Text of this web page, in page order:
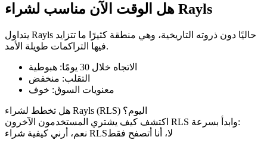
مشتقات الأسهم والعملات الأجنبية والمعادن الثمينة والسلع
العقود الآجلة USDC
هل الوقت الآن مناسب لشراء Rayls
يتداول Rayls حاليًا دون ذروته التاريخية، وهي منطقة كثيرًا ما تتزايد
فيها التراكمات طويلة الأمد.
الاتجاه خلال 30 يومًا : هبوطية
التقلب: منخفض
معنويات السوق: خوف
هل تخطط لشراء Rayls (RLS) اليوم؟
اكتشف كيف يشتري المستخدمون الآخرون RLS وابدأ بسرعة:
نعم، أرني كيفية شراء RLSلا، أنا أتصفح فقط